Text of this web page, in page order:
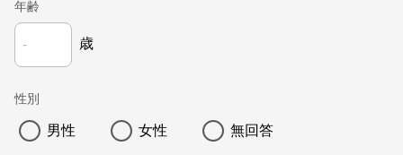
年齢
歳
性別
男性 女性 無回答